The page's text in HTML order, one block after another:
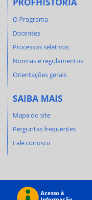
O Programa
Docentes
Processos seletivos
Normas e regulamentos
Orientações gerais
SAIBA MAIS
Mapa do site
Perguntas frequentes
Fale conosco